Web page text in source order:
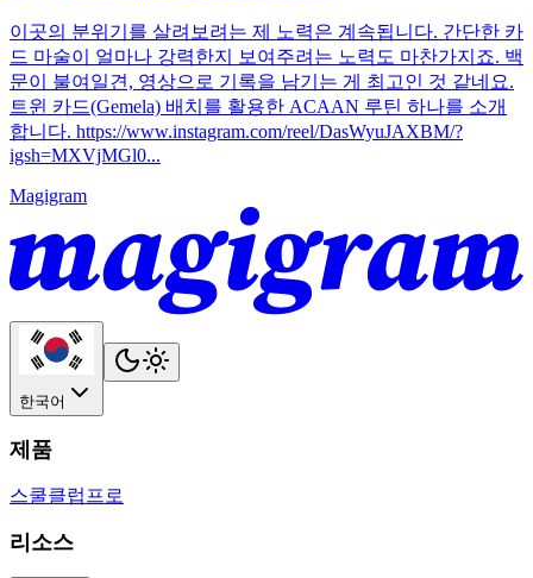
이곳의 분위기를 살려보려는 제 노력은 계속됩니다. 간단한 카
드 마술이 얼마나 강력한지 보여주려는 노력도 마찬가지죠. 백
문이 불여일견, 영상으로 기록을 남기는 게 최고인 것 같네요.
트윈 카드(Gemela) 배치를 활용한 ACAAN 루틴 하나를 소개
합니다. https://www.instagram.com/reel/DasWyuJAXBM/?
igsh=MXVjMGl0...
Magigram
한국어
제품
스쿨클럽 프로
리소스